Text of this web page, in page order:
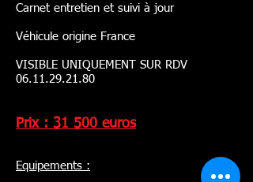
Equipements :
Carnet entretien et suivi à jour
Véhicule origine France
VISIBLE UNIQUEMENT SUR RDV
06.11.29.21.80
Prix : 31 500 euros